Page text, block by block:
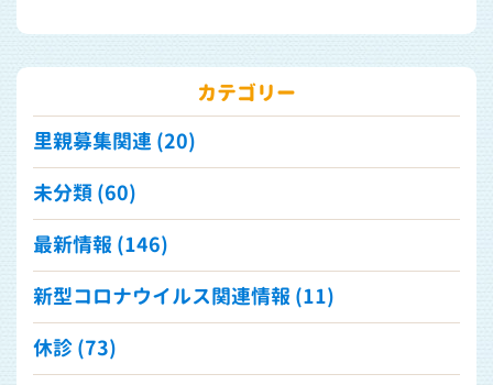
カテゴリー
里親募集関連 (20)
未分類 (60)
最新情報 (146)
新型コロナウイルス関連情報 (11)
休診 (73)